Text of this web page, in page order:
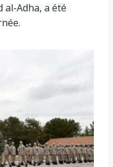
al-Adha, a été